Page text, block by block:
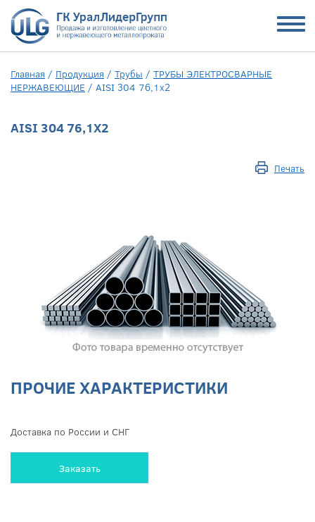
Главная / Продукция / Трубы / ТРУБЫ ЭЛЕКТРОСВАРНЫЕ
НЕРЖАВЕЮЩИЕ / AISI 304 76,1х2
AISI 304 76,1Х2
Печать
ПРОЧИЕ ХАРАКТЕРИСТИКИ
Доставка по России и СНГ
Заказать